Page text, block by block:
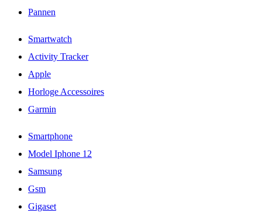
Pannen
Smartwatch
Activity Tracker
Apple
Horloge Accessoires
Garmin
Smartphone
Model Iphone 12
Samsung
Gsm
Gigaset